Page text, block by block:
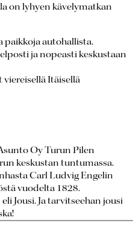
on lyhyen kävelymatkan
paikkoja autohallista.
ja nopeasti keskustaan
viereisellä Itäisellä
Oy Turun Pilen
keskustan tuntumassa.
Carl Ludvig Engelin
vuodelta 1828.
Jousi. Ja tarvitseehan jousi